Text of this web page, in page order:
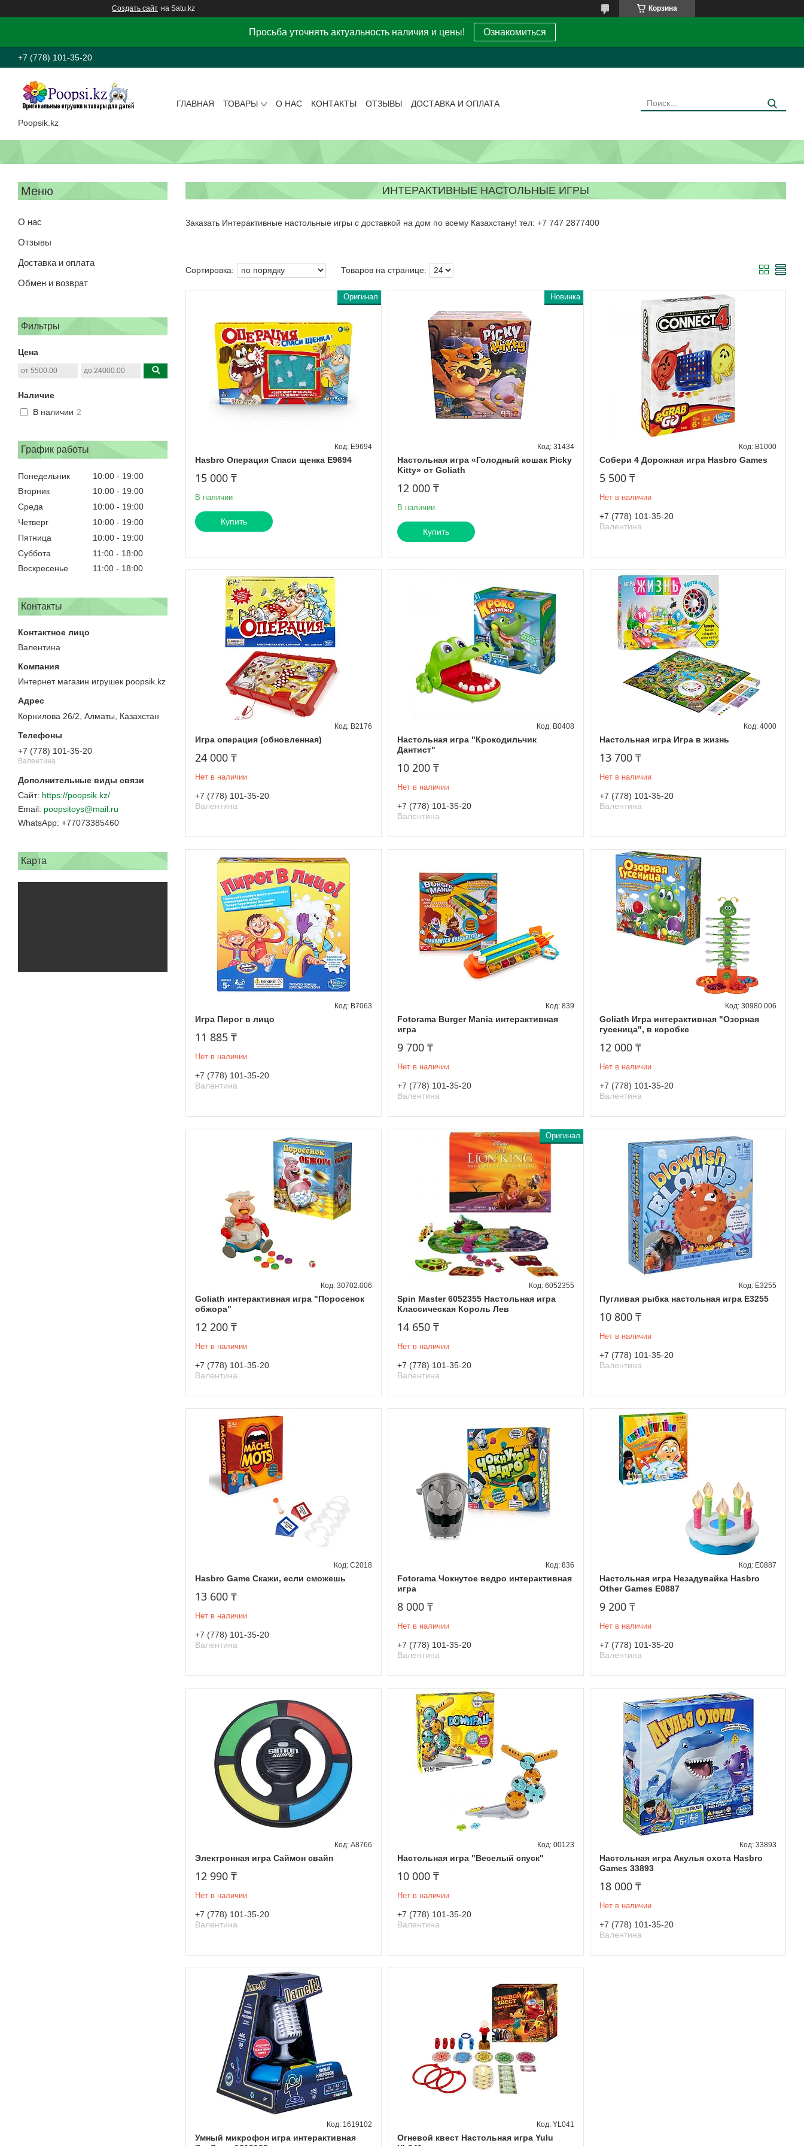
Создать сайт на Satu.kz Корзина
Просьба уточнять актуальность наличия и цены! Ознакомиться
+7 (778) 101-35-20
Poopsik.kz
ГЛАВНАЯ ТОВАРЫ О НАС КОНТАКТЫ ОТЗЫВЫ ДОСТАВКА И ОПЛАТА
О нас
Отзывы
Доставка и оплата
Обмен и возврат
Фильтры
Цена
Наличие
В наличии 2
График работы
Понедельник 10:00
19:00
Вторник
10:00
19:00
Среда
10:00
19:00
Четверг
10:00
19:00
Пятница
10:00
19:00
Суббота
11:00
18:00
Воскресенье
11:00 18:00
Контакты
Валентина
Интернет магазин игрушек poopsik.kz
Корнилова 26/2, Алматы, Казахстан
+7 (778) 101-35-20
Валентина
https://poopsik.kz/
poopsitoys@mail.ru
+77073385460
Карта
ИНТЕРАКТИВНЫЕ НАСТОЛЬНЫЕ ИГРЫ
Заказать Интерактивные настольные игры с доставкой на дом по всему Казахстану! тел: +7 747 2877400
Оригинал
Hasbro Операция Cпаси щенка E9694
E9694
15 000 ₸
В наличии
Купить
Новинка
Настольная игра «Голодный кошак Picky
Kitty» от Goliath
31434
12 000 ₸
В наличии
Купить
Собери 4 Дорожная игра Hasbro Games
B1000
5 500 ₸
Нет в наличии
+7 (778) 101-35-20
Валентина
Игра операция (обновленная)
B2176
24 000 ₸
Нет в наличии
+7 (778) 101-35-20
Валентина
Настольная игра "Крокодильчик
Дантист"
B0408
10 200 ₸
Нет в наличии
+7 (778) 101-35-20
Валентина
Настольная игра Игра в жизнь
4000
13 700 ₸
Нет в наличии
+7 (778) 101-35-20
Валентина
Игра Пирог в лицо
B7063
11 885 ₸
Нет в наличии
+7 (778) 101-35-20
Валентина
Fotorama Burger Mania интерактивная
игра
839
9 700 ₸
Нет в наличии
+7 (778) 101-35-20
Валентина
Goliath Игра интерактивная "Озорная
гусеница", в коробке
30980.006
12 000 ₸
Нет в наличии
+7 (778) 101-35-20
Валентина
Goliath интерактивная игра "Поросенок
обжора"
30702.006
12 200 ₸
Нет в наличии
+7 (778) 101-35-20
Валентина
Оригинал
Spin Master 6052355 Настольная игра
Классическая Король Лев
6052355
14 650 ₸
Нет в наличии
+7 (778) 101-35-20
Валентина
Пугливая рыбка настольная игра E3255
E3255
10 800 ₸
Нет в наличии
+7 (778) 101-35-20
Валентина
Hasbro Game Скажи, если сможешь
C2018
13 600 ₸
Нет в наличии
+7 (778) 101-35-20
Валентина
Fotorama Чокнутое ведро интерактивная
игра
836
8 000 ₸
Нет в наличии
+7 (778) 101-35-20
Валентина
Настольная игра Незадувайка Hasbro
Other Games E0887
E0887
9 200 ₸
Нет в наличии
+7 (778) 101-35-20
Валентина
Электронная игра Саймон свайп
A8766
12 990 ₸
Нет в наличии
+7 (778) 101-35-20
Валентина
Настольная игра "Веселый спуск"
00123
10 000 ₸
Нет в наличии
+7 (778) 101-35-20
Валентина
Настольная игра Акулья охота Hasbro
Games 33893
33893
18 000 ₸
Нет в наличии
+7 (778) 101-35-20
Валентина
Умный микрофон игра интерактивная
1619102
Огневой квест Настольная игра Yulu
YL041